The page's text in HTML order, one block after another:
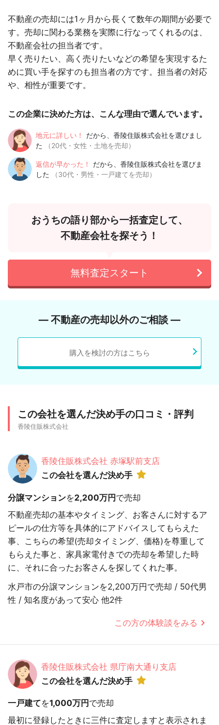
不動産の売却には1ヶ月から長くて数年の期間が必要で
す。売却に関わる業務を実際に行なってくれるのは、
不動産会社の担当者です。
早く売りたい、高く売りたいなどの希望を実現するた
めに買い手を探すのも担当者の方です。担当者の対応
や、相性が重要です。
この企業に決めた方は、こんな理由で選んでいます。
地元に詳しい！
だから、香陵住販株式会社を選びまし
た
（20代・女性・土地を売却）
返信が早かった！
だから、香陵住販株式会社を選びま
した
（30代・男性・一戸建てを売却）
おうちの語り部から一括査定して、
不動産会社を探そう！
無料査定スタート
― 不動産の売却以外のご相談 ―
購入を検討の方はこちら
この会社を選んだ決め手の口コミ・評判
香陵住販株式会社
香陵住販株式会社 赤塚駅前支店
この会社を選んだ決め手
分譲マンションを2,200万円で売却
不動産売却の基本やタイミング、お客さんに対するア
ピールの仕方等を具体的にアドバイスしてもらえた
事、こちらの希望(売却タイミング、価格)を尊重して
もらえた事と、家具家電付きでの売却を希望した時
に、それに合ったお客さんを探してくれた事。
水戸市の分譲マンションを2,200万円で売却 / 50代男
性 / 知名度があって安心 他2件
この方の体験談をみる
香陵住販株式会社 県庁南大通り支店
この会社を選んだ決め手
一戸建てを1,000万円 で売却
最初に登録したときに三件に査定しますと表示されま